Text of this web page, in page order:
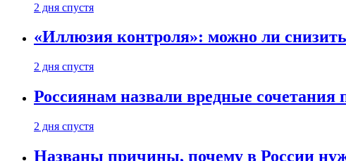
2 дня спустя
«Иллюзия контроля»: можно ли
2 дня спустя
Россиянам назвали вредные
2 дня спустя
Названы причины, почему в России